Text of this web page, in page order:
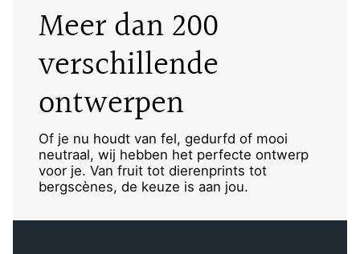
Meer dan 200
verschillende
ontwerpen
Of je nu houdt van fel, gedurfd of mooi
neutraal, wij hebben het perfecte ontwerp
voor je. Van fruit tot dierenprints tot
bergscènes, de keuze is aan jou.